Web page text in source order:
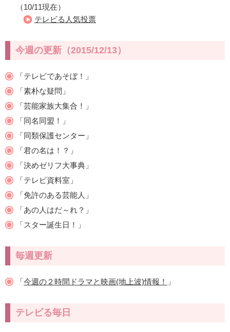
（10/11現在）
テレビる人気投票
今週の更新（2015/12/13）
「テレビであそぼ！」
「素朴な疑問」
「芸能家族大集合！」
「同名同盟！」
「同類保護センター」
「君の名は！？」
「決めゼリフ大事典」
「テレビ資料室」
「免許のある芸能人」
「あの人はだ～れ？」
「スター誕生日！」
毎週更新
「今週の２時間ドラマと映画(地上波)情報！ 」
テレビる毎日